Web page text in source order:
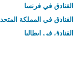
الفنادق في فرنسا
الفنادق في المملكة
الفنادق في إيطاليا